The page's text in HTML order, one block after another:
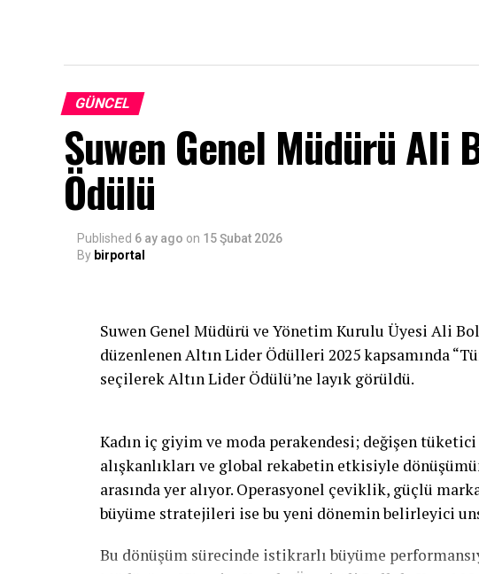
GÜNCEL
Suwen Genel Müdürü Ali
Ödülü
Published 6 ay ago on 15 Şubat 2026
By birportal
Suwen Genel Müdürü ve Yönetim Kurulu Üyesi Ali
düzenlenen Altın Lider Ödülleri 2025 kapsamında
seçilerek Altın Lider Ödülü’ne layık görüldü.
Kadın iç giyim ve moda perakendesi; değişen
alışkanlıkları ve global rekabetin etkisiyle
arasında yer alıyor. Operasyonel çeviklik, güçlü
büyüme stratejileri ise bu yeni dönemin belirleyici
Bu dönüşüm sürecinde istikrarlı büyüme